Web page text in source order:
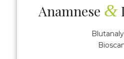
Anamnese &